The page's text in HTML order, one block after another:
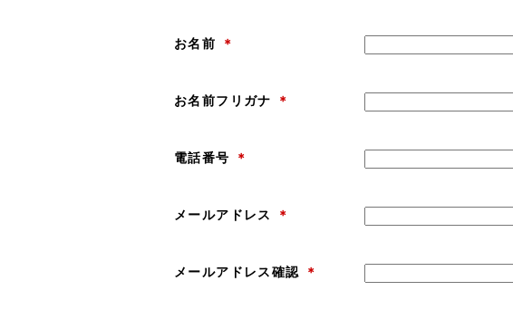
お名前 ＊
お名前フリガナ ＊
電話番号 ＊
メールアドレス ＊
メールアドレス確認 ＊